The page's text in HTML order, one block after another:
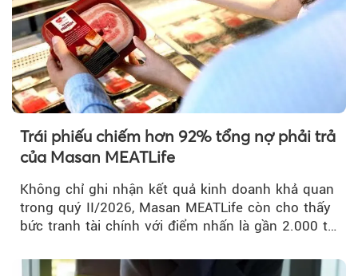
Trái phiếu chiếm hơn 92% tổng nợ phải trả
của Masan MEATLife
Không chỉ ghi nhận kết quả kinh doanh khả quan
trong quý II/2026, Masan MEATLife còn cho thấy
bức tranh tài chính với điểm nhấn là gần 2.000 tỷ